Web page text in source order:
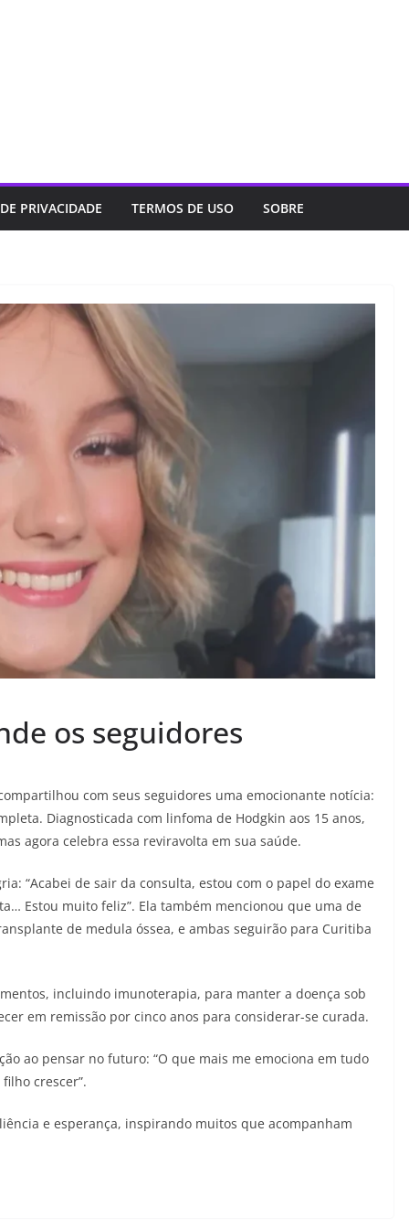
PRIVACIDADE TERMOS DE USO SOBRE
os seguidores
com seus seguidores uma emocionante notícia:
Diagnosticada com linfoma de Hodgkin aos 15 anos,
agora celebra essa reviravolta em sua saúde.
“Acabei de sair da consulta, estou com o papel do exame
Estou muito feliz”. Ela também mencionou que uma de
de medula óssea, e ambas seguirão para Curitiba
incluindo imunoterapia, para manter a doença sob
em remissão por cinco anos para considerar-se curada.
ao pensar no futuro: “O que mais me emociona em tudo
crescer”.
e esperança, inspirando muitos que acompanham